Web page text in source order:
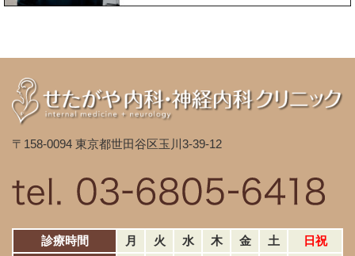
〒158-0094 東京都世田谷区玉川3-39-12
診療時間 月 火 水 木 金 土
日祝